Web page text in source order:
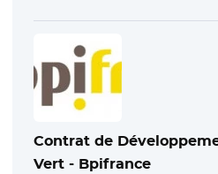
Contrat de
Vert - Bpifrance